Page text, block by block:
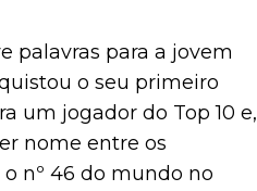
palavras para a jovem
o seu primeiro
um jogador do Top 10 e,
nome entre os
nº 46 do mundo no